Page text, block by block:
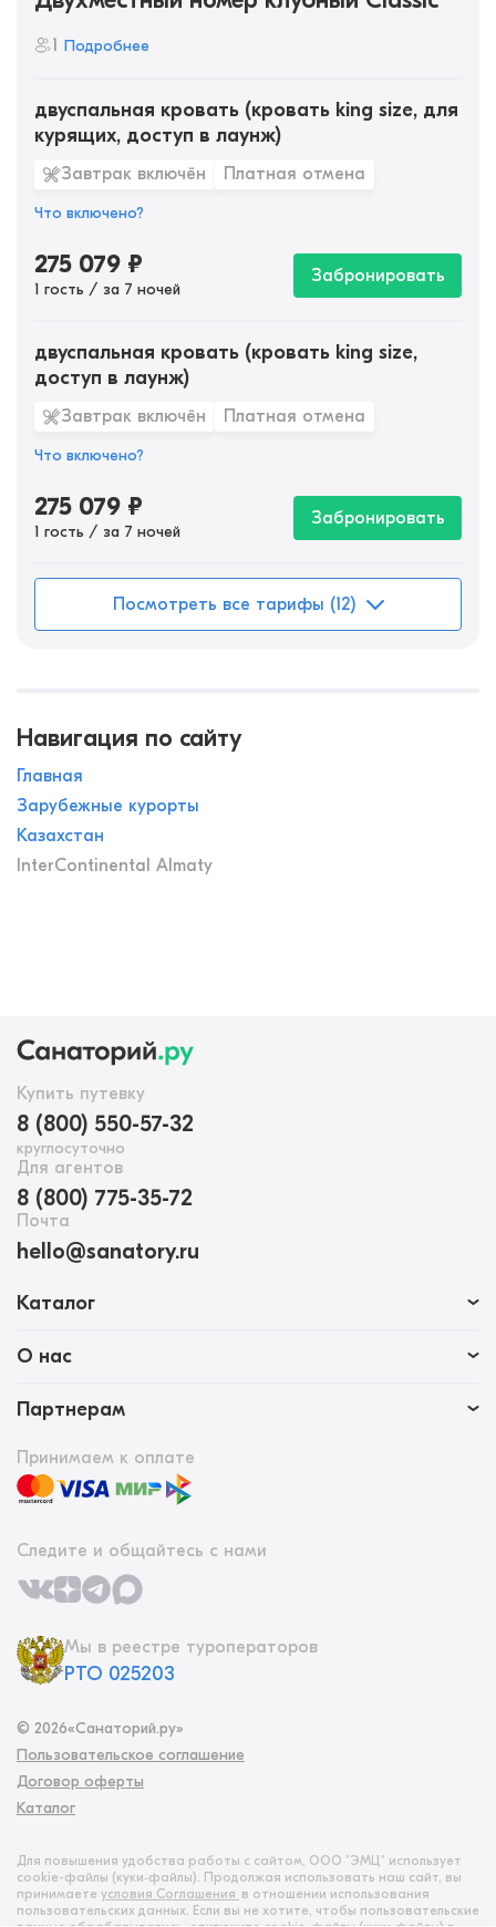
1 Подробнее
двуспальная кровать (кровать king size, для
курящих, доступ в лаунж)
Завтрак включён Платная отмена
Что включено?
275 079 ₽
1 гость / за 7 ночей
Забронировать
двуспальная кровать (кровать king size,
доступ в лаунж)
Завтрак включён Платная отмена
Что включено?
275 079 ₽
1 гость / за 7 ночей
Забронировать
Посмотреть все тарифы (12)
Навигация по сайту
Главная
Зарубежные курорты
Казахстан
InterContinental Almaty
Купить путевку
8 (800) 550-57-32
круглосуточно
Для агентов
8 (800) 775-35-72
Почта
hello@sanatory.ru
Каталог
О нас
Партнерам
Принимаем к оплате
Следите и общайтесь с нами
Мы в реестре туроператоров
РТО 025203
© 2026«Санаторий.ру»
Пользовательское соглашение
Договор оферты
Каталог
Для повышения удобства работы с сайтом, ООО "ЭМЦ" использует
cookie-файлы (куки‑файлы). Продолжая использовать наш сайт, вы
принимаете условия Соглашения в отношении использования
пользовательских данных. Если вы не хотите, чтобы пользовательские